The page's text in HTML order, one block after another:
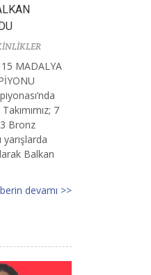
MADALYA
7
Bronz
yarışlarda
Balkan
devamı >>